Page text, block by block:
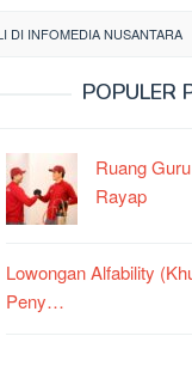
DI INFOMEDIA NUSANTARA
POPULER
Ruang
Rayap
Lowongan Alfability
Peny…